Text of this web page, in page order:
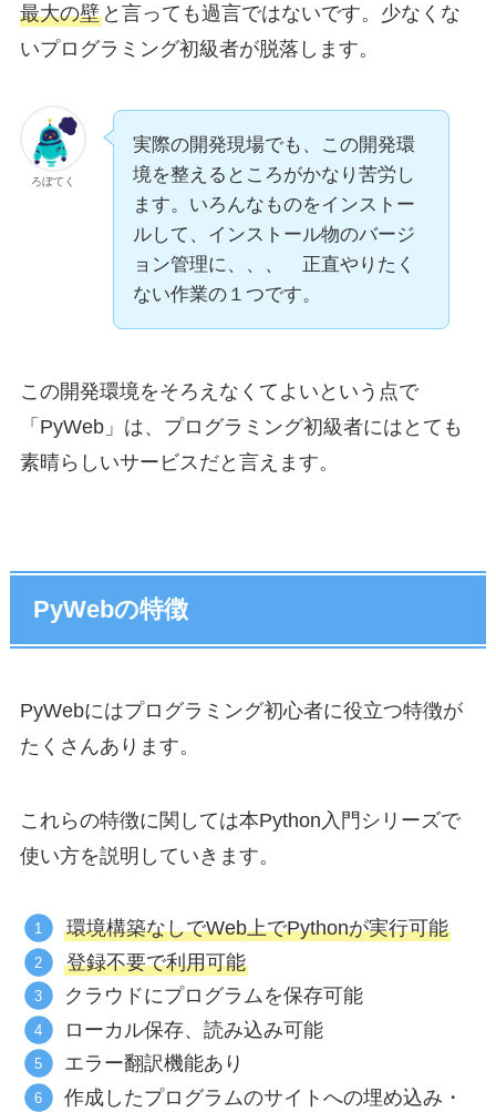
最大の壁と言っても過言ではないです。少なくな
いプログラミング初級者が脱落します。
ろぼてく
実際の開発現場でも、この開発環
境を整えるところがかなり苦労し
ます。いろんなものをインストー
ルして、インストール物のバージ
ョン管理に、、、 正直やりたく
ない作業の１つです。
この開発環境をそろえなくてよいという点で
「PyWeb」は、プログラミング初級者にはとても
素晴らしいサービスだと言えます。
PyWebの特徴
PyWebにはプログラミング初心者に役立つ特徴が
たくさんあります。
これらの特徴に関しては本Python入門シリーズで
使い方を説明していきます。
環境構築なしでWeb上でPythonが実行可能
登録不要で利用可能
クラウドにプログラムを保存可能
ローカル保存、読み込み可能
エラー翻訳機能あり
作成したプログラムのサイトへの埋め込み・